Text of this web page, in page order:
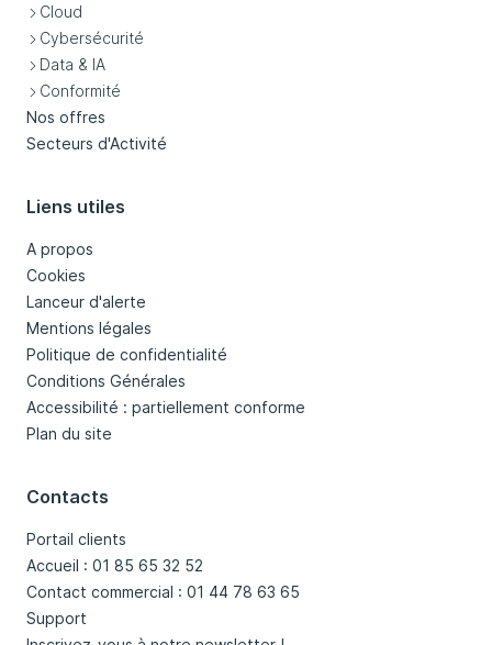
Cloud
Cybersécurité
Data & IA
Conformité
Nos offres
Secteurs d'Activité
Liens utiles
A propos
Cookies
Lanceur d'alerte
Mentions légales
Politique de confidentialité
Conditions Générales
Accessibilité : partiellement conforme
Plan du site
Contacts
Portail clients
Accueil : 01 85 65 32 52
Contact commercial : 01 44 78 63 65
Support